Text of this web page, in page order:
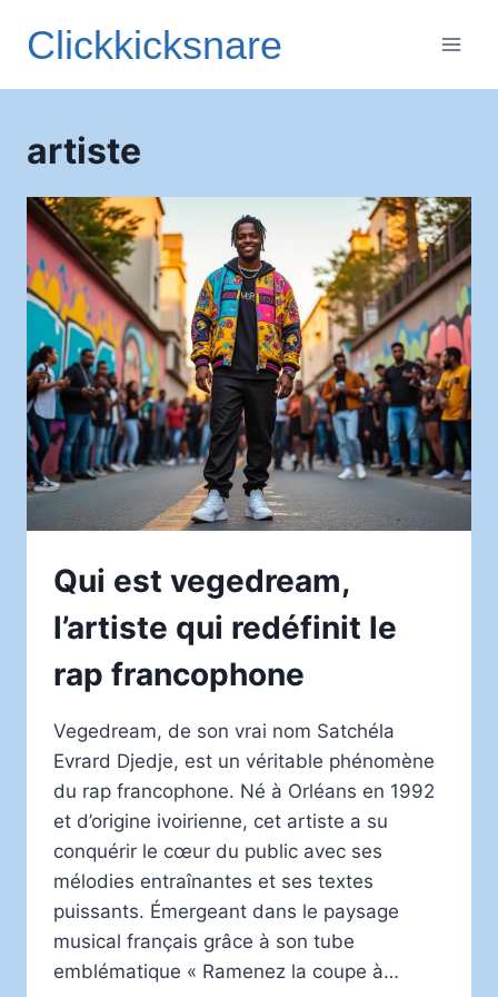
Clickkicksnare
artiste
Qui est vegedream,
l’artiste qui redéfinit le
rap francophone
Vegedream, de son vrai nom Satchéla
Evrard Djedje, est un véritable phénomène
du rap francophone. Né à Orléans en 1992
et d’origine ivoirienne, cet artiste a su
conquérir le cœur du public avec ses
mélodies entraînantes et ses textes
puissants. Émergeant dans le paysage
musical français grâce à son tube
emblématique « Ramenez la coupe à…